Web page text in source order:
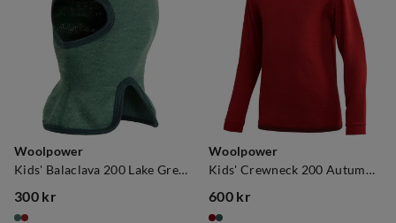
Woolpower
Kids' Balaclava 200 Lake Green
price
300 kr
Woolpower
Kids' Crewneck 200 Autumn Red
price
600 kr